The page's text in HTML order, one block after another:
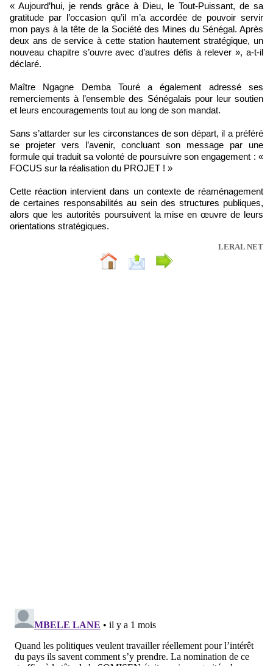
« Aujourd’hui, je rends grâce à Dieu, le Tout-Puissant, de sa
gratitude par l’occasion qu’il m’a accordée de pouvoir servir
mon pays à la tête de la Société des Mines du Sénégal. Après
deux ans de service à cette station hautement stratégique, un
nouveau chapitre s’ouvre avec d’autres défis à relever », a-t-il
déclaré.
Maître Ngagne Demba Touré a également adressé ses
remerciements à l’ensemble des Sénégalais pour leur soutien
et leurs encouragements tout au long de son mandat.
Sans s’attarder sur les circonstances de son départ, il a préféré
se projeter vers l’avenir, concluant son message par une
formule qui traduit sa volonté de poursuivre son engagement : «
FOCUS sur la réalisation du PROJET ! »
Cette réaction intervient dans un contexte de réaménagement
de certaines responsabilités au sein des structures publiques,
alors que les autorités poursuivent la mise en œuvre de leurs
orientations stratégiques.
LERAL NET